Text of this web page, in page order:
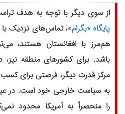
از سوی دیگر با توجه به هدف
پایگاه «بگرام»، تماس‌های نزدیک با
هم‌مرز با افغانستان هستند،
باشد. برای کشورهای منطقه
مرکز قدرت دیگر، فرصتی برای
به سیاست خارجی خود است. در
را منحصراً به آمریکا محدود